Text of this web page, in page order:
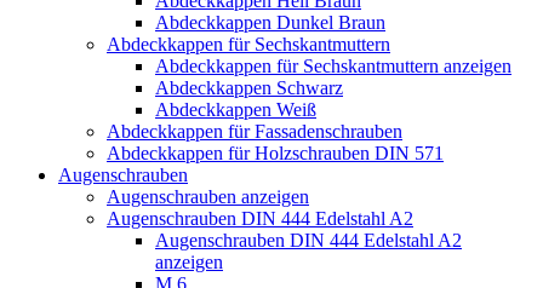
Abdeckkappen Dunkel Braun
Abdeckkappen für Sechskantmuttern
Abdeckkappen für Sechskantmuttern anzeigen
Abdeckkappen Schwarz
Abdeckkappen Weiß
Abdeckkappen für Fassadenschrauben
Abdeckkappen für Holzschrauben DIN 571
Augenschrauben
Augenschrauben anzeigen
Augenschrauben DIN 444 Edelstahl A2
Augenschrauben DIN 444 Edelstahl A2
anzeigen
M 6